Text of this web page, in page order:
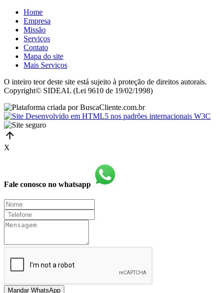
Home
Empresa
Missão
Serviços
Contato
Mapa do site
Mais Serviços
O inteiro teor deste site está sujeito à proteção de direitos autorais.
Copyright© SIDEAL (Lei 9610 de 19/02/1998)
X
Fale conosco no whatsapp
Mandar WhatsApp